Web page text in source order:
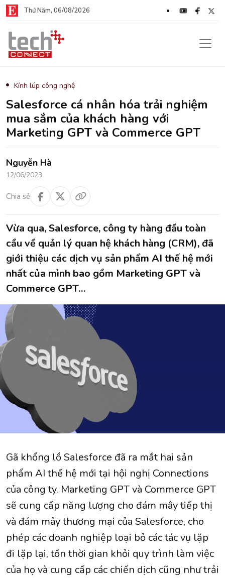
Thứ Năm, 06/08/2026
Kính lúp công nghệ
Salesforce cá nhân hóa trải nghiệm
mua sắm của khách hàng với
Marketing GPT và Commerce GPT
Nguyễn Hà
12/06/2023
Chia sẻ
Vừa qua, Salesforce, công ty hàng đầu toàn
cầu về quản lý quan hệ khách hàng (CRM), đã
giới thiệu các dịch vụ sản phẩm AI thế hệ mới
nhất của mình bao gồm Marketing GPT và
Commerce GPT…
Gã khổng lồ Salesforce đã ra mắt hai sản
phẩm AI thế hệ mới tại hội nghị Connections
của công ty. Marketing GPT và Commerce GPT
sẽ cung cấp năng lượng cho đám mây tiếp thị
và đám mây thương mại của Salesforce, cho
phép các doanh nghiệp loại bỏ các tác vụ lặp
đi lặp lại, tốn thời gian khỏi quy trình làm việc
của họ và cung cấp các chiến dịch cũng như trải